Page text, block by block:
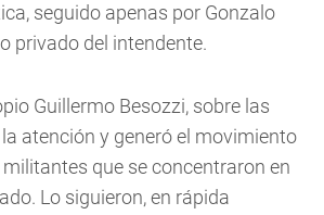
seguido apenas por Gonzalo
privado del intendente.
Guillermo Besozzi, sobre las
atención y generó el movimiento
que se concentraron en
Lo siguieron, en rápida